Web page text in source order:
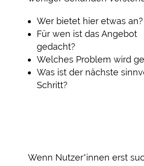
Wer bietet hier etwas an?
Für wen ist das Angebot
gedacht?
Welches Problem wird
Was ist der nächste
Schritt?
Wenn Nutzer*innen erst